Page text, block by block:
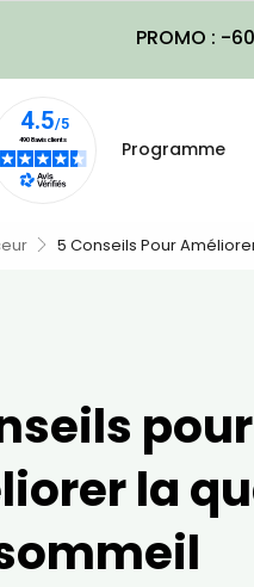
PROMO : -
Programme
5 Conseils Pour
pour
la